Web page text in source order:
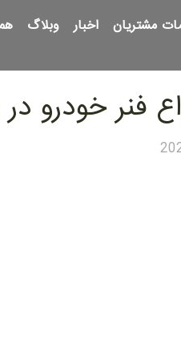
مشتریان اخبار وبلاگ
فنر خودرو در